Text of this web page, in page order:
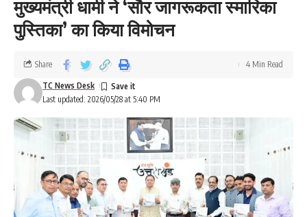
मुख्यमंत्री धामी ने ‘सौर जागरूकता स्मारिका
पुस्तिका’ का किया विमोचन
Last updated: 2026/05/28 at 5:40 PM
TC News Desk
Share 4 Min Read